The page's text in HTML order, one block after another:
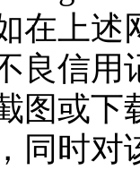
在上述
良信
图或
同时